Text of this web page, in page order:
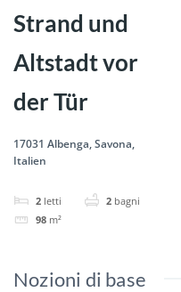
Strand und
Altstadt vor
der Tür
17031 Albenga, Savona,
Italien
2 letti 2 bagni
98 m²
Nozioni di base